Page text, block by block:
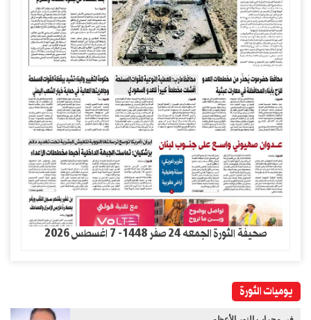
صحيفة الثورة الجمعه 24 صفر 1448- 7 اغسطس 2026
يوميات الثورة